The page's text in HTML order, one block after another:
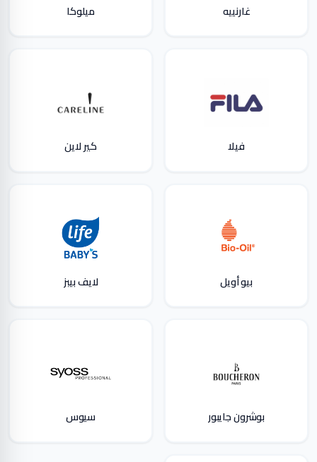
غارنييه ميلوكا
فيلا كير لاين
بيو أويل لايف بيبز
بوشرون جايبور سيوس